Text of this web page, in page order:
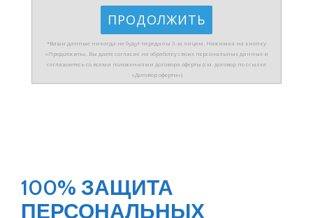
*Ваши данные никогда не будут переданы 3-м лицам. Нажимая на кнопку
«Продолжить», Вы даете согласие на обработку своих персональных данных и
соглашаетесь со всеми положениями договора оферты (см. договор по ссылке
«Договор оферты»)
100% ЗАЩИТА
ПЕРСОНАЛЬНЫХ